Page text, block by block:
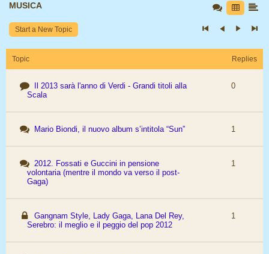
MUSICA
Start a New Topic
Topic Replies
Il 2013 sarà l'anno di Verdi - Grandi titoli alla
Scala
0
Mario Biondi, il nuovo album s’intitola “Sun” 1
2012. Fossati e Guccini in pensione
volontaria (mentre il mondo va verso il post-
Gaga)
1
Gangnam Style, Lady Gaga, Lana Del Rey,
Serebro: il meglio e il peggio del pop 2012
1